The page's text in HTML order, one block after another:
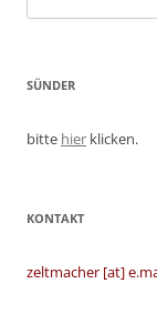
nach:
SÜNDER
bitte hier klicken.
KONTAKT
zeltmacher [at]